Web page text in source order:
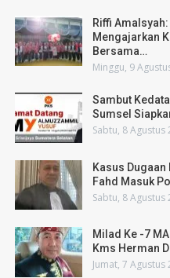
Riffi
Mengajarkan
Bersama…
Minggu, 9
Sambut
Sumsel
Sabtu, 8 Agustus
Kasus Dugaan
Fahd Masuk
Sabtu, 8 Agustus
Milad Ke -7
Kms Herman
Jumat, 7 Agustus